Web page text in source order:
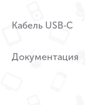
Кабель USB‑C
Документация